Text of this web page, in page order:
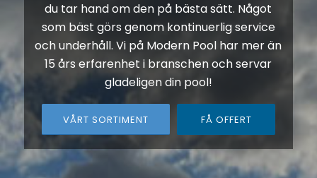
du tar hand om den på bästa sätt. Något
som bäst görs genom kontinuerlig service
och underhåll. Vi på Modern Pool har mer än
15 års erfarenhet i branschen och servar
gladeligen din pool!
VÅRT SORTIMENT FÅ OFFERT